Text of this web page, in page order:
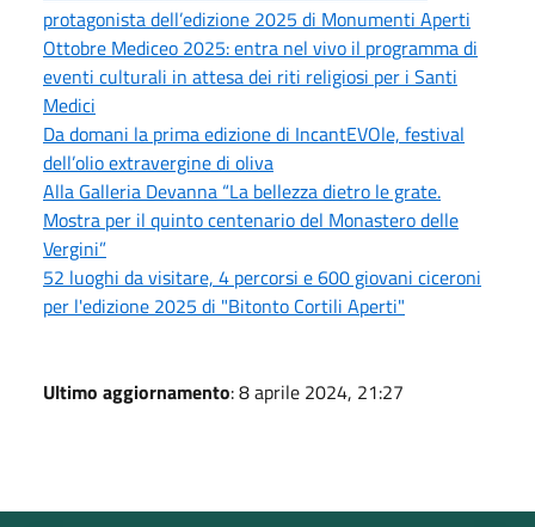
protagonista dell’edizione 2025 di Monumenti Aperti
Ottobre Mediceo 2025: entra nel vivo il programma di
eventi culturali in attesa dei riti religiosi per i Santi
Medici
Da domani la prima edizione di IncantEVOle, festival
dell’olio extravergine di oliva
Alla Galleria Devanna “La bellezza dietro le grate.
Mostra per il quinto centenario del Monastero delle
Vergini”
52 luoghi da visitare, 4 percorsi e 600 giovani ciceroni
per l'edizione 2025 di "Bitonto Cortili Aperti"
Ultimo aggiornamento: 8 aprile 2024, 21:27